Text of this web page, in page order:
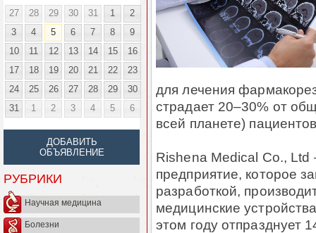
27
28 29 30 31 1
2
3
4 5 6 7 8
9
10
11 12 13 14 15
16
17
18 19 20 21 22
23
24
25 26 27 28 29
30
31
1 2 3 4 5 6
ДОБАВИТЬ
ОБЪЯВЛЕНИЕ
РУБРИКИ
Научная медицина
Болезни
для лечения
страдает 20–30% от
всей планете)
Rishena Medical Co.,
предприятие, которое
разработкой,
медицинские
этом году отпразднует